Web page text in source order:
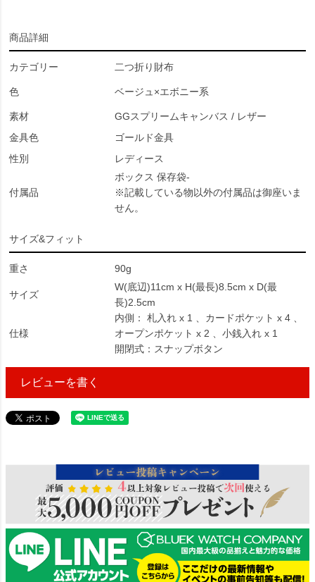
商品詳細
カテゴリー 二つ折り財布
色 ベージュ×エボニー系
素材
GGスプリームキャンバス / レザー
金具色
ゴールド金具
性別
レディース
付属品
ボックス 保存袋-
※記載している物以外の付属品は御座いま
せん。
サイズ&フィット
重さ 90g
サイズ
W(底辺)11cm x H(最長)8.5cm x D(最
長)2.5cm
仕様
内側： 札入れ x 1 、カードポケット x 4 、
オープンポケット x 2 、小銭入れ x 1
開閉式：スナップボタン
レビューを書く